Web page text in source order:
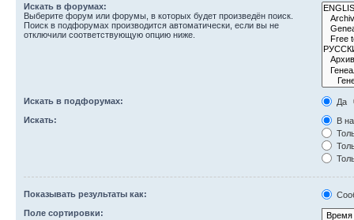
Искать в форумах:
Выберите форум или форумы, в которых будет произведён поиск.
Поиск в подфорумах производится автоматически, если вы не
отключили соответствующую опцию ниже.
Искать в подфорумах:
Да
Искать:
В
Показывать результаты как:
Поле сортировки: